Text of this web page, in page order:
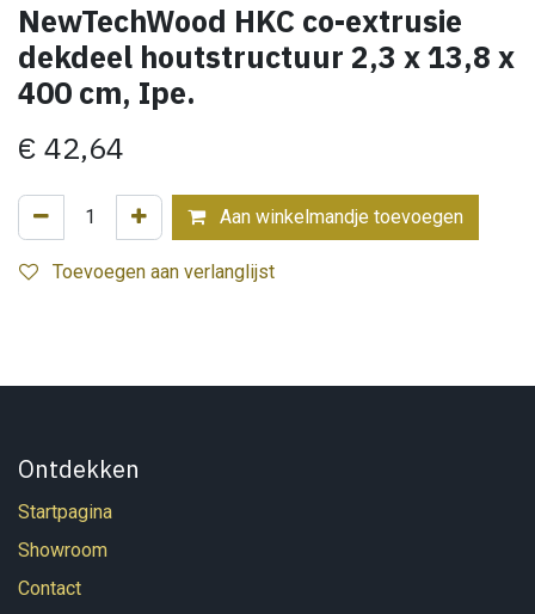
NewTechWood HKC co-extrusie
dekdeel houtstructuur 2,3 x 13,8 x
400 cm, Ipe.
€ 42,64
Aan winkelmandje toevoegen
Toevoegen aan verlanglijst
Ontdekken
Startpagina
Showroom
Contact